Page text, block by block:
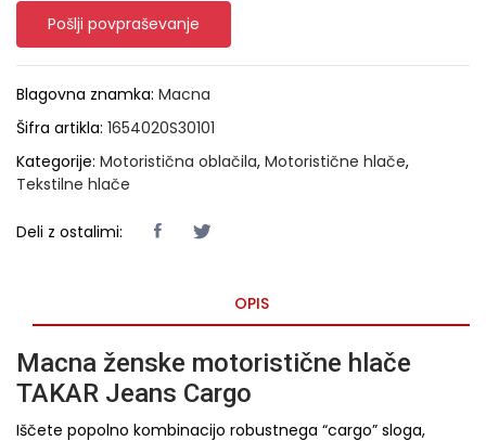
Pošlji povpraševanje
Blagovna znamka: Macna
Šifra artikla: 1654020S30101
Kategorije: Motoristična oblačila, Motoristične hlače,
Tekstilne hlače
Deli z ostalimi:
OPIS
Macna ženske motoristične hlače
TAKAR Jeans Cargo
Iščete popolno kombinacijo robustnega “cargo” sloga,